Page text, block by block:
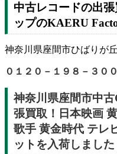
中古レコードの出
ップのKAERU
神奈川県座間市ひばりが
０１２０－１９８－３００
神奈川県座間市中
張買取！日本映画
歌手 黄金時代 テレ
ットを入荷しました